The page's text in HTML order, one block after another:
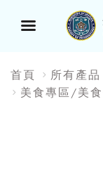
單
首頁
所有產品
美食專區/美